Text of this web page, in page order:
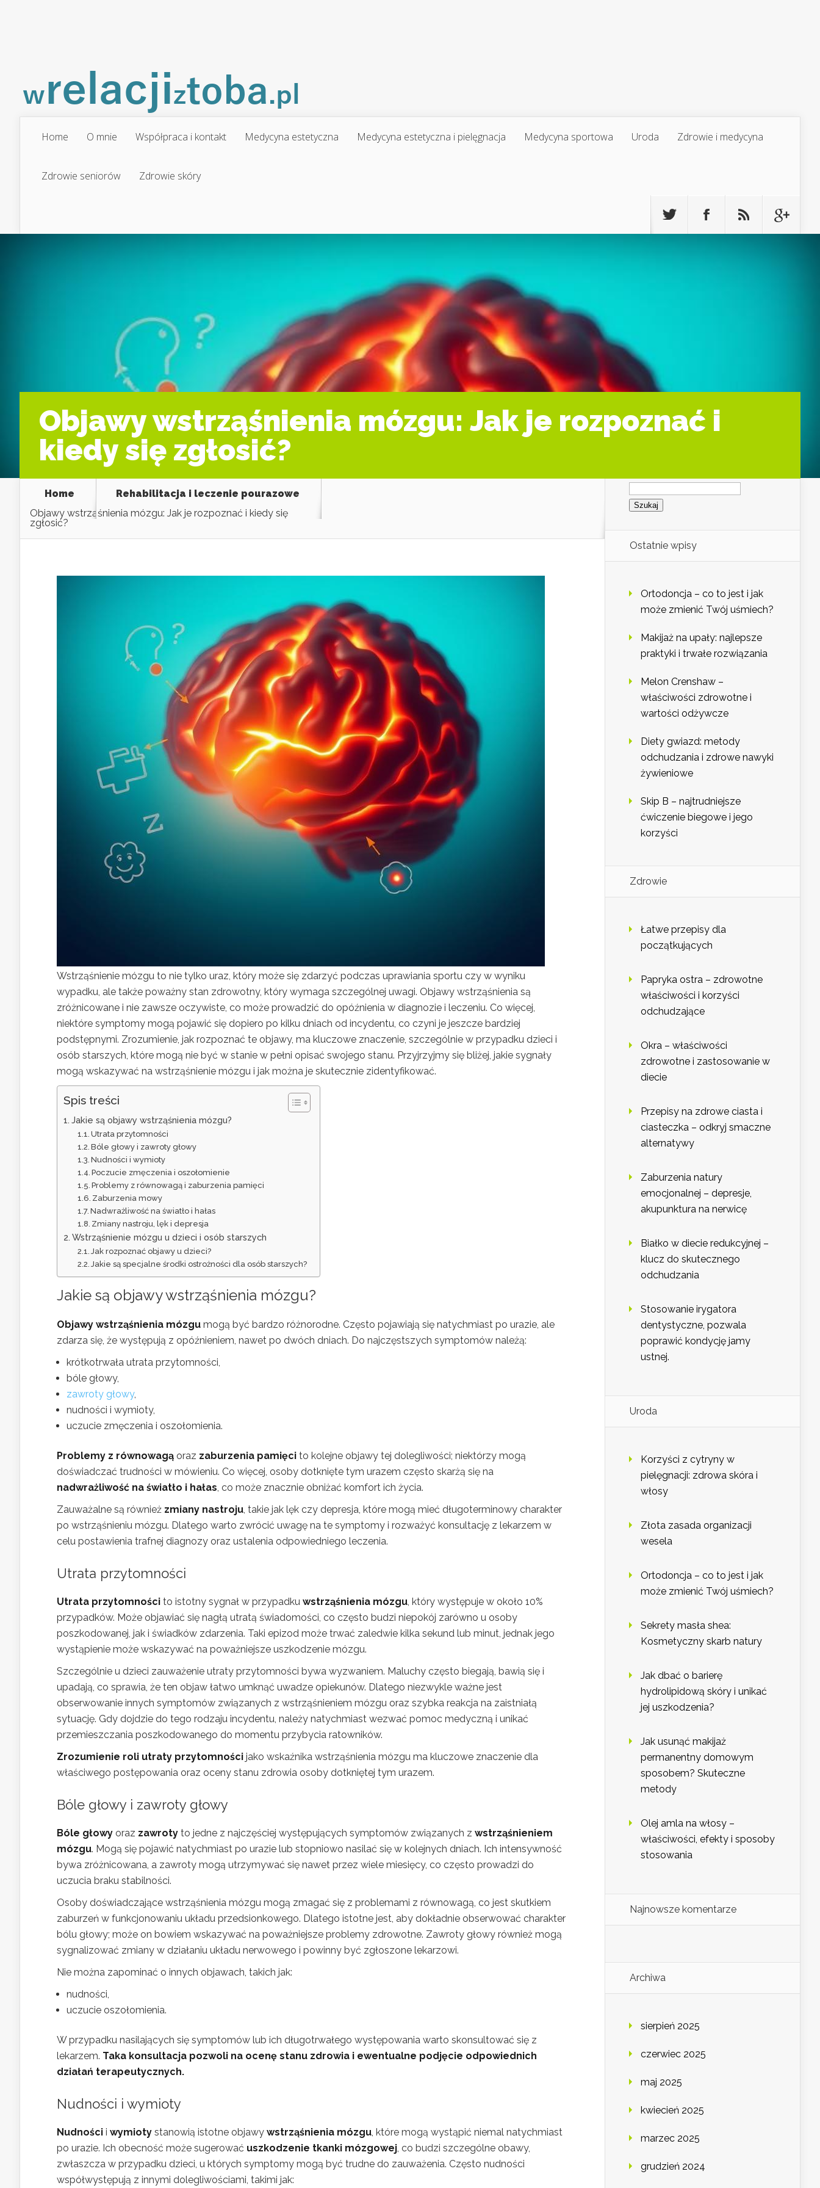
Home O mnie Współpraca i kontakt Medycyna estetyczna Medycyna estetyczna i pielęgnacja Medycyna sportowa Uroda Zdrowie i medycyna
Zdrowie seniorów Zdrowie skóry
Objawy wstrząśnienia mózgu: Jak je rozpoznać i
kiedy się zgłosić?
Home
Rehabilitacja i leczenie pourazowe
Objawy wstrząśnienia mózgu: Jak je rozpoznać i kiedy się
zgłosić?
Wstrząśnienie mózgu to nie tylko uraz, który może się zdarzyć podczas uprawiania sportu czy w wyniku
wypadku, ale także poważny stan zdrowotny, który wymaga szczególnej uwagi. Objawy wstrząśnienia są
zróżnicowane i nie zawsze oczywiste, co może prowadzić do opóźnienia w diagnozie i leczeniu. Co więcej,
niektóre symptomy mogą pojawić się dopiero po kilku dniach od incydentu, co czyni je jeszcze bardziej
podstępnymi. Zrozumienie, jak rozpoznać te objawy, ma kluczowe znaczenie, szczególnie w przypadku dzieci i
osób starszych, które mogą nie być w stanie w pełni opisać swojego stanu. Przyjrzyjmy się bliżej, jakie sygnały
mogą wskazywać na wstrząśnienie mózgu i jak można je skutecznie zidentyfikować.
Spis treści
Jakie są objawy wstrząśnienia mózgu?
Utrata przytomności
Bóle głowy i zawroty głowy
Nudności i wymioty
Poczucie zmęczenia i oszołomienie
Problemy z równowagą i zaburzenia pamięci
Zaburzenia mowy
Nadwrażliwość na światło i hałas
Zmiany nastroju, lęk i depresja
Wstrząśnienie mózgu u dzieci i osób starszych
Jak rozpoznać objawy u dzieci?
Jakie są specjalne środki ostrożności dla osób starszych?
Jakie są objawy wstrząśnienia mózgu?
Objawy wstrząśnienia mózgu mogą być bardzo różnorodne. Często pojawiają się natychmiast po urazie, ale
zdarza się, że występują z opóźnieniem, nawet po dwóch dniach. Do najczęstszych symptomów należą:
krótkotrwała utrata przytomności,
bóle głowy,
zawroty głowy,
nudności i wymioty,
uczucie zmęczenia i oszołomienia.
Problemy z równowagą oraz zaburzenia pamięci to kolejne objawy tej dolegliwości; niektórzy mogą
doświadczać trudności w mówieniu. Co więcej, osoby dotknięte tym urazem często skarżą się na
nadwrażliwość na światło i hałas, co może znacznie obniżać komfort ich życia.
Zauważalne są również zmiany nastroju, takie jak lęk czy depresja, które mogą mieć długoterminowy charakter
po wstrząśnieniu mózgu. Dlatego warto zwrócić uwagę na te symptomy i rozważyć konsultację z lekarzem w
celu postawienia trafnej diagnozy oraz ustalenia odpowiedniego leczenia.
Utrata przytomności
Utrata przytomności to istotny sygnał w przypadku wstrząśnienia mózgu, który występuje w około 10%
przypadków. Może objawiać się nagłą utratą świadomości, co często budzi niepokój zarówno u osoby
poszkodowanej, jak i świadków zdarzenia. Taki epizod może trwać zaledwie kilka sekund lub minut, jednak jego
wystąpienie może wskazywać na poważniejsze uszkodzenie mózgu.
Szczególnie u dzieci zauważenie utraty przytomności bywa wyzwaniem. Maluchy często biegają, bawią się i
upadają, co sprawia, że ten objaw łatwo umknąć uwadze opiekunów. Dlatego niezwykle ważne jest
obserwowanie innych symptomów związanych z wstrząśnieniem mózgu oraz szybka reakcja na zaistniałą
sytuację. Gdy dojdzie do tego rodzaju incydentu, należy natychmiast wezwać pomoc medyczną i unikać
przemieszczania poszkodowanego do momentu przybycia ratowników.
Zrozumienie roli utraty przytomności jako wskaźnika wstrząśnienia mózgu ma kluczowe znaczenie dla
właściwego postępowania oraz oceny stanu zdrowia osoby dotkniętej tym urazem.
Bóle głowy i zawroty głowy
Bóle głowy oraz zawroty to jedne z najczęściej występujących symptomów związanych z wstrząśnieniem
mózgu. Mogą się pojawić natychmiast po urazie lub stopniowo nasilać się w kolejnych dniach. Ich intensywność
bywa zróżnicowana, a zawroty mogą utrzymywać się nawet przez wiele miesięcy, co często prowadzi do
uczucia braku stabilności.
Osoby doświadczające wstrząśnienia mózgu mogą zmagać się z problemami z równowagą, co jest skutkiem
zaburzeń w funkcjonowaniu układu przedsionkowego. Dlatego istotne jest, aby dokładnie obserwować charakter
bólu głowy; może on bowiem wskazywać na poważniejsze problemy zdrowotne. Zawroty głowy również mogą
sygnalizować zmiany w działaniu układu nerwowego i powinny być zgłoszone lekarzowi.
Nie można zapominać o innych objawach, takich jak:
nudności,
uczucie oszołomienia.
W przypadku nasilających się symptomów lub ich długotrwałego występowania warto skonsultować się z
lekarzem. Taka konsultacja pozwoli na ocenę stanu zdrowia i ewentualne podjęcie odpowiednich
działań terapeutycznych.
Nudności i wymioty
Nudności i wymioty stanowią istotne objawy wstrząśnienia mózgu, które mogą wystąpić niemal natychmiast
po urazie. Ich obecność może sugerować uszkodzenie tkanki mózgowej, co budzi szczególne obawy,
zwłaszcza w przypadku dzieci, u których symptomy mogą być trudne do zauważenia. Często nudności
współwystępują z innymi dolegliwościami, takimi jak:
Szukaj:
Ostatnie wpisy
Ortodoncja – co to jest i jak
może zmienić Twój uśmiech?
Makijaż na upały: najlepsze
praktyki i trwałe rozwiązania
Melon Crenshaw –
właściwości zdrowotne i
wartości odżywcze
Diety gwiazd: metody
odchudzania i zdrowe nawyki
żywieniowe
Skip B – najtrudniejsze
ćwiczenie biegowe i jego
korzyści
Zdrowie
Łatwe przepisy dla
początkujących
Papryka ostra – zdrowotne
właściwości i korzyści
odchudzające
Okra – właściwości
zdrowotne i zastosowanie w
diecie
Przepisy na zdrowe ciasta i
ciasteczka – odkryj smaczne
alternatywy
Zaburzenia natury
emocjonalnej – depresje,
akupunktura na nerwicę
Białko w diecie redukcyjnej –
klucz do skutecznego
odchudzania
Stosowanie irygatora
dentystyczne, pozwala
poprawić kondycję jamy
ustnej.
Uroda
Korzyści z cytryny w
pielęgnacji: zdrowa skóra i
włosy
Złota zasada organizacji
wesela
Ortodoncja – co to jest i jak
może zmienić Twój uśmiech?
Sekrety masła shea:
Kosmetyczny skarb natury
Jak dbać o barierę
hydrolipidową skóry i unikać
jej uszkodzenia?
Jak usunąć makijaż
permanentny domowym
sposobem? Skuteczne
metody
Olej amla na włosy –
właściwości, efekty i sposoby
stosowania
Najnowsze komentarze
Archiwa
sierpień 2025
czerwiec 2025
maj 2025
kwiecień 2025
marzec 2025
grudzień 2024